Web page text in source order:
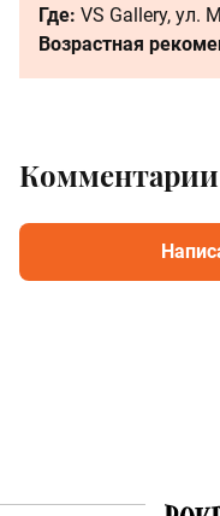
Где: VS Gallery, ул.
Возрастная
Комментарии